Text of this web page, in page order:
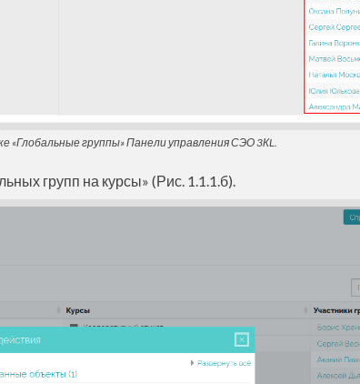
«Глобальные группы» Панели управления СЭО 3КL.
групп на курсы» (Рис. 1.1.1.б).